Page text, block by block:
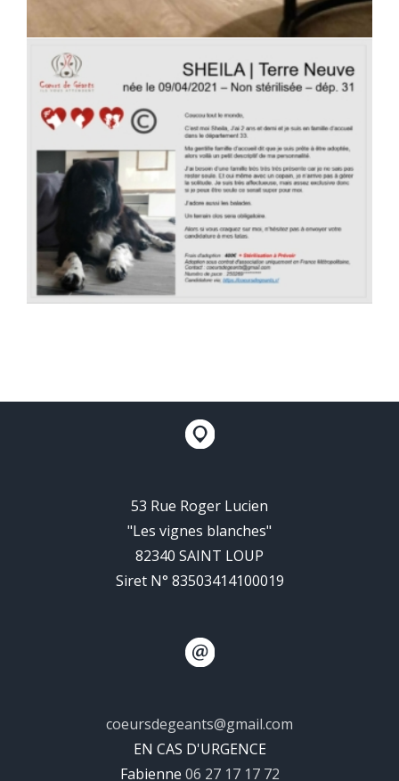
53 Rue Roger Lucien
"Les vignes blanches"
82340 SAINT LOUP
Siret N° 83503414100019
coeursdegeants@gmail.com
EN CAS D'URGENCE
Fabienne 06 27 17 17 72